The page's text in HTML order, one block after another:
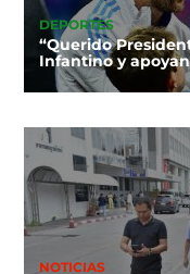
DEPORTES
“Querido
Infantino y
NOTICIAS